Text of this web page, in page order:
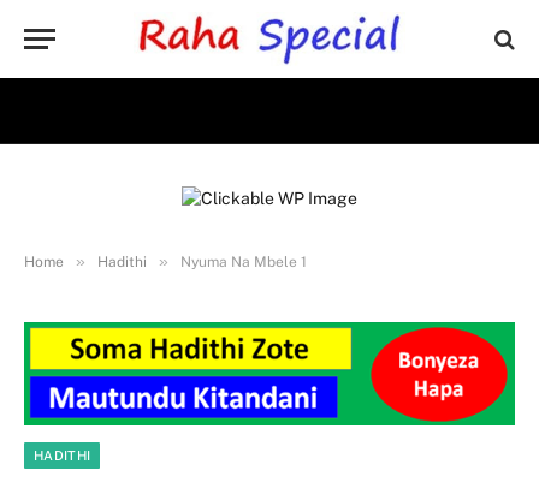
Home » Hadithi » Nyuma Na Mbele 1
HADITHI